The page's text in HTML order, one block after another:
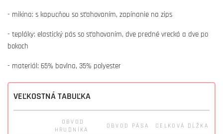
VEĽKOSTNÁ TABUĽKA
OBVOD
HRUDNÍKA
OBVOD PÁSA CELKOVÁ DĹŽKA
- mikina: s kapucňou so sťahovaním, zapínanie na zips
- tepláky: elastický pás so sťahovaním, dve predné vrecká a dve po
bokoch
- materiál: 65% bavlna, 35% polyester